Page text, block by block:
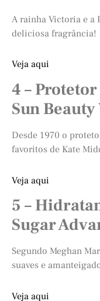
A rainha Victoria e a
deliciosa fragrância!
Veja aqui
4 –
Sun
Desde 1970 o
favoritos de Kate
Veja aqui
5 –
Sugar
Segundo Meghan
suaves e
Veja aqui